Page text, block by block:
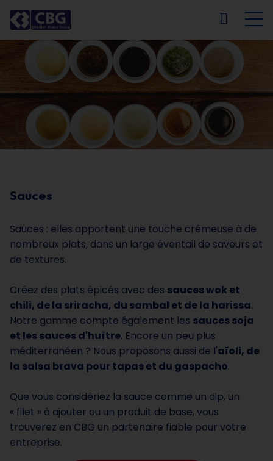
EN DE
Sauces
Sauces : elles apportent une touche crémeuse à de
nombreux plats, dans un large éventail de saveurs et
de textures.
Créez des plats épicés avec des sauces wok et
chili, de la sriracha, du sambal et de la harissa.
Notre gamme compte également les sauces soja
et les sauces d'huître. Encore un peu plus
méditerranéen ? Nous proposons aussi de l'aïoli, de
la salsa brava pour tapas et du gaspacho.
Que vous considériez la sauce comme un dip, un
« filet » à ajouter ou un produit de base, vous
trouverez en CBG un partenaire fiable pour votre
entreprise.